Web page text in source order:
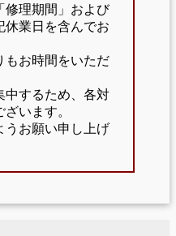
修理期間」および
休業日を含んでお
もお時間をいただ
中するため、各対
います。
うお願い申し上げ